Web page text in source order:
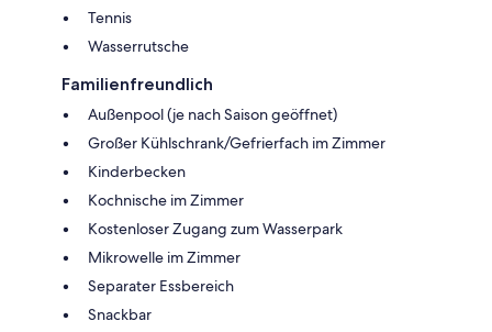
Tennis
Wasserrutsche
Familienfreundlich
Außenpool (je nach Saison geöffnet)
Großer Kühlschrank/Gefrierfach im Zimmer
Kinderbecken
Kochnische im Zimmer
Kostenloser Zugang zum Wasserpark
Mikrowelle im Zimmer
Separater Essbereich
Snackbar